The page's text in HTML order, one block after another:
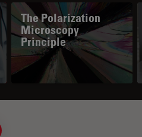
The Polarization
Microscopy
Principle